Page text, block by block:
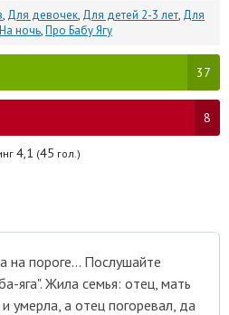
, Для девочек, Для детей 2-3 лет, Для
На ночь,Про Бабу Ягу
37
8
4,1 (45 гол.)
на пороге... Послушайте
яга". Жила семья: отец, мать
умерла, а отец погоревал, да